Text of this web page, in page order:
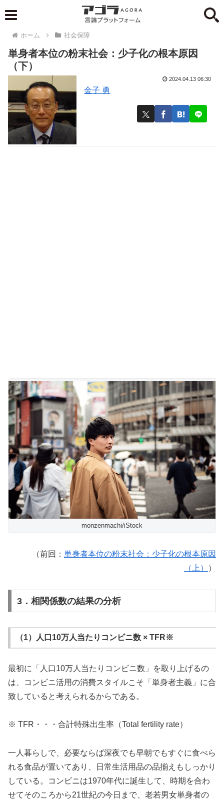
ホーム 社会保障
単身者本位の粉末社会：少子化の根本原因
（下）
金子 勇
2024.04.13 06:30
monzenmachi/iStock
（前回： 単身者本位の粉末社会：少子化の根本原因
（上）
）
3．相関係数の結果の分析
（1）人口10万人当たりコンビニ数 × TFR※
最初に「人口10万人当たりコンビニ数」を取り上げるの
は、コンビニ活用の消費スタイルこそ「単身者主義」に合
致していると考えられるからである。
※ TFR・・・合計特殊出生率（Total fertility rate）
一人暮らしで、必要ならば深夜でも早朝でもすぐに食べら
れる食品が置いてあり、日常生活用品の品揃えもしっかり
している。コンビニは1970年代に誕生して、時期を合わ
せてそのころから21世紀の今日まで、老若男女単身者の